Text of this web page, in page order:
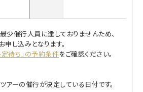
少催行人員に達しておりませんため、
申し込みとなります。
定待ち」の予約条件をご確認ください。
アーの催行が決定している日付です。